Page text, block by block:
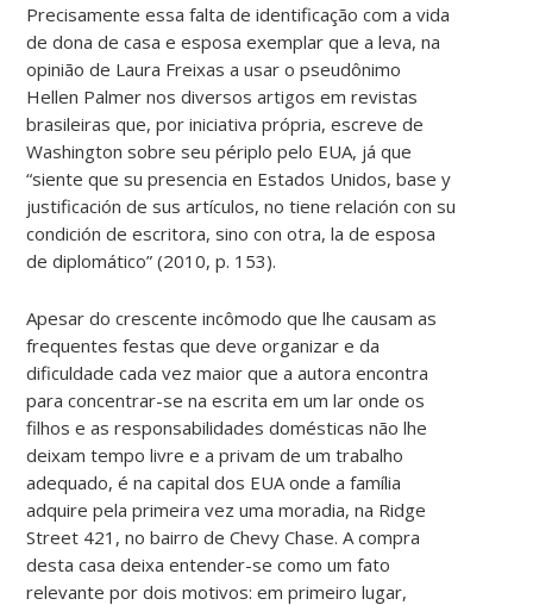
Precisamente essa falta de identificação com a vida
de dona de casa e esposa exemplar que a leva, na
opinião de Laura Freixas a usar o pseudônimo
Hellen Palmer nos diversos artigos em revistas
brasileiras que, por iniciativa própria, escreve de
Washington sobre seu périplo pelo EUA, já que
“siente que su presencia en Estados Unidos, base y
justificación de sus artículos, no tiene relación con su
condición de escritora, sino con otra, la de esposa
de diplomático” (2010, p. 153).
Apesar do crescente incômodo que lhe causam as
frequentes festas que deve organizar e da
dificuldade cada vez maior que a autora encontra
para concentrar-se na escrita em um lar onde os
filhos e as responsabilidades domésticas não lhe
deixam tempo livre e a privam de um trabalho
adequado, é na capital dos EUA onde a família
adquire pela primeira vez uma moradia, na Ridge
Street 421, no bairro de Chevy Chase. A compra
desta casa deixa entender-se como um fato
relevante por dois motivos: em primeiro lugar,